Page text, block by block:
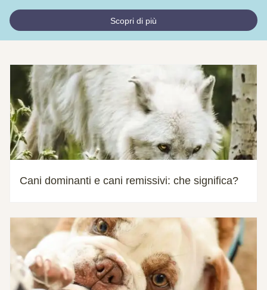
Scopri di più
Cani dominanti e cani remissivi: che significa?